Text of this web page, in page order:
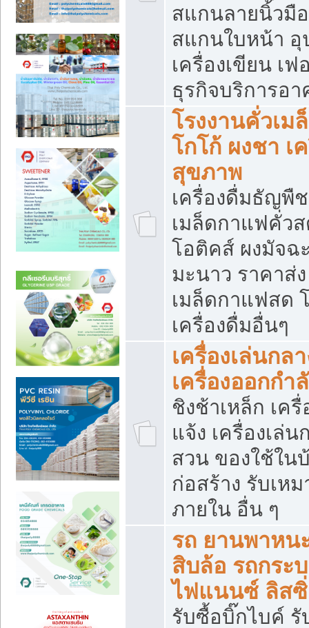
สแกนลายนิ้วมื
สแกนใบหน้า
เครื่องเขียน เ
ธุรกิจบริการอ
โรงงานคั่วเม
โกโก้ ผงชา เ
สุขภาพ
เครื่องดื่มธัญพื
เมล็ดกาแฟคั่ว
โอติคส์ ผงมัจฉ
มะนาว ราคาส่
เมล็ดกาแฟสด
เครื่องดื่มอื่นๆ
เครื่องเล่นกล
เครื่องออกกำ
ชิงช้าเหล็ก เค
แจ้ง เครื่องเล่น
สวน ของใช้ใน
ก่อสร้าง รับเห
ภายใน อื่น ๆ
รถ ยานพาหน
สิบล้อ รถกระ
ไฟแนนซ์ ลิส
รับซื้อบิ๊กไบค์